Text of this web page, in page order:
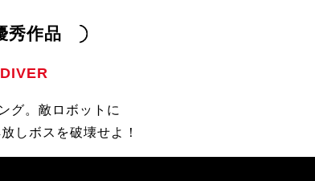
秀作品
グ。敵ロボットに
しボスを破壊せよ！